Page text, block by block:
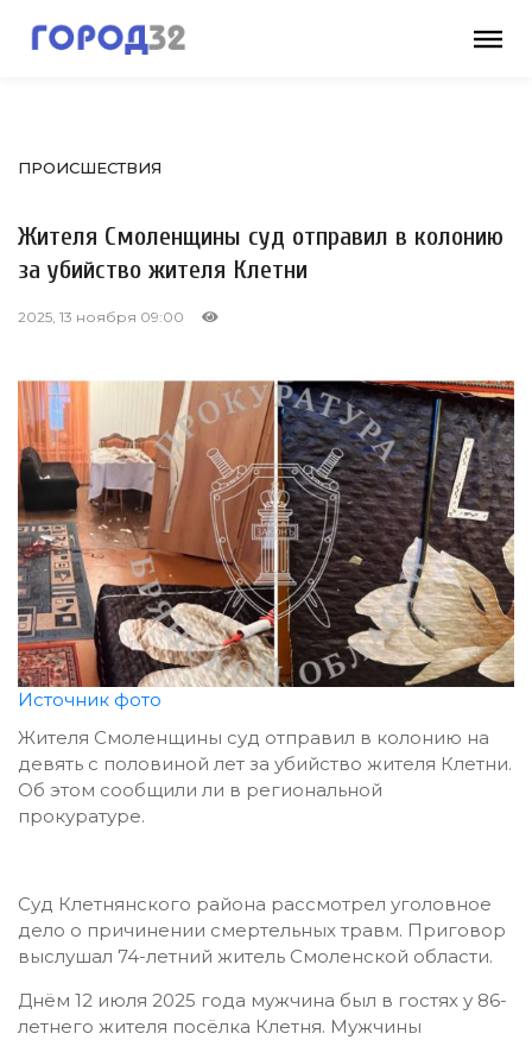
ПРОИСШЕСТВИЯ
Жителя Смоленщины суд отправил в колонию
за убийство жителя Клетни
2025, 13 ноября 09:00
Источник фото
Жителя Смоленщины суд отправил в колонию на
девять с половиной лет за убийство жителя Клетни.
Об этом сообщили ли в региональной
прокуратуре.
Суд Клетнянского района рассмотрел уголовное
дело о причинении смертельных травм. Приговор
выслушал 74-летний житель Смоленской области.
Днём 12 июля 2025 года мужчина был в гостях у 86-
летнего жителя посёлка Клетня. Мужчины